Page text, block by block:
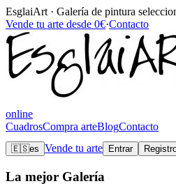
EsglaiArt · Galería de pintura
Vende tu arte desde 0€·Contacto
online
CuadrosCompra arteBlogContacto
🇪🇸es Vende tu arte Entrar
La mejor Galería